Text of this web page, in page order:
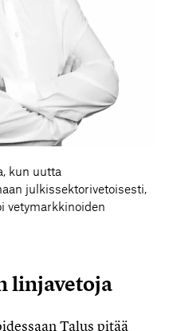
kun uutta
julkissektorivetoisesti,
vetymarkkinoiden
linjavetoja
Talus pitää